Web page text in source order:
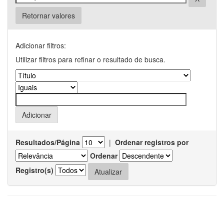
Retornar valores
Adicionar filtros:
Utilizar filtros para refinar o resultado de busca.
Resultados/Página | Ordenar registros por
Ordenar
Registro(s)